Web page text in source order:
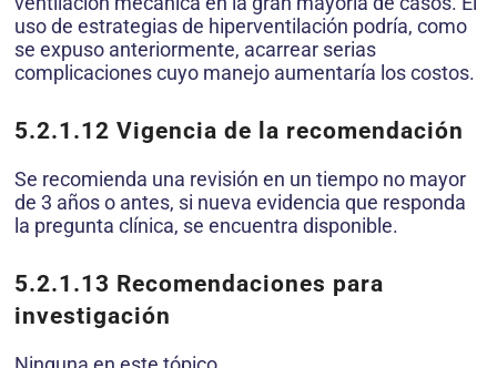
uso de estrategias de hiperventilación podría, como
se expuso anteriormente, acarrear serias
complicaciones cuyo manejo aumentaría los costos.
5.2.1.12 Vigencia de la recomendación
Se recomienda una revisión en un tiempo no mayor
de 3 años o antes, si nueva evidencia que responda
la pregunta clínica, se encuentra disponible.
5.2.1.13 Recomendaciones para
investigación